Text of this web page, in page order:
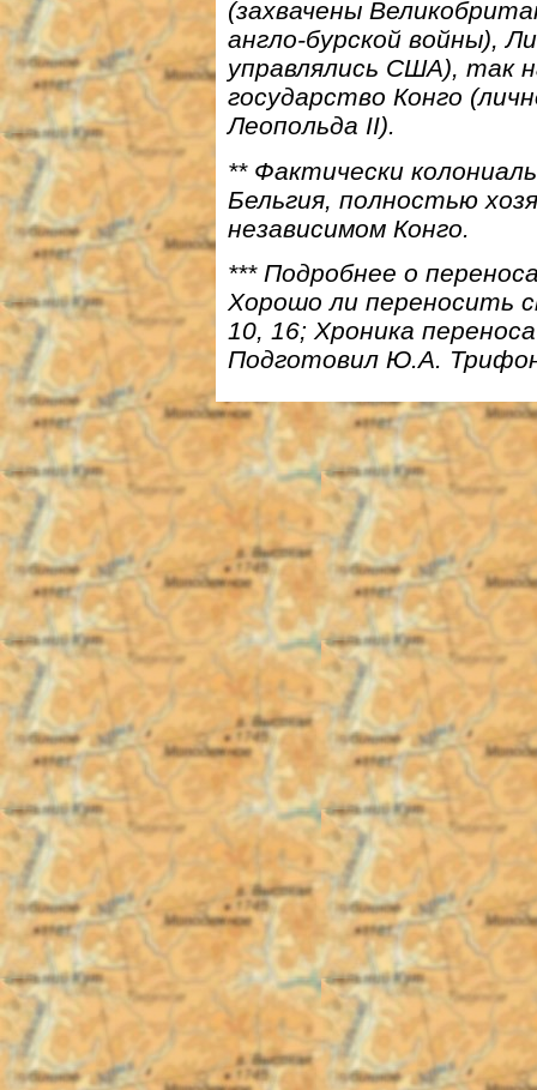
(захвачены
англо-бурской войны),
управлялись США), так
государство Конго
Леопольда II).
** Фактически
Бельгия, полностью
независимом Конго.
*** Подробнее о
Хорошо ли переносить
10, 16; Хроника
Подготовил Ю.А.